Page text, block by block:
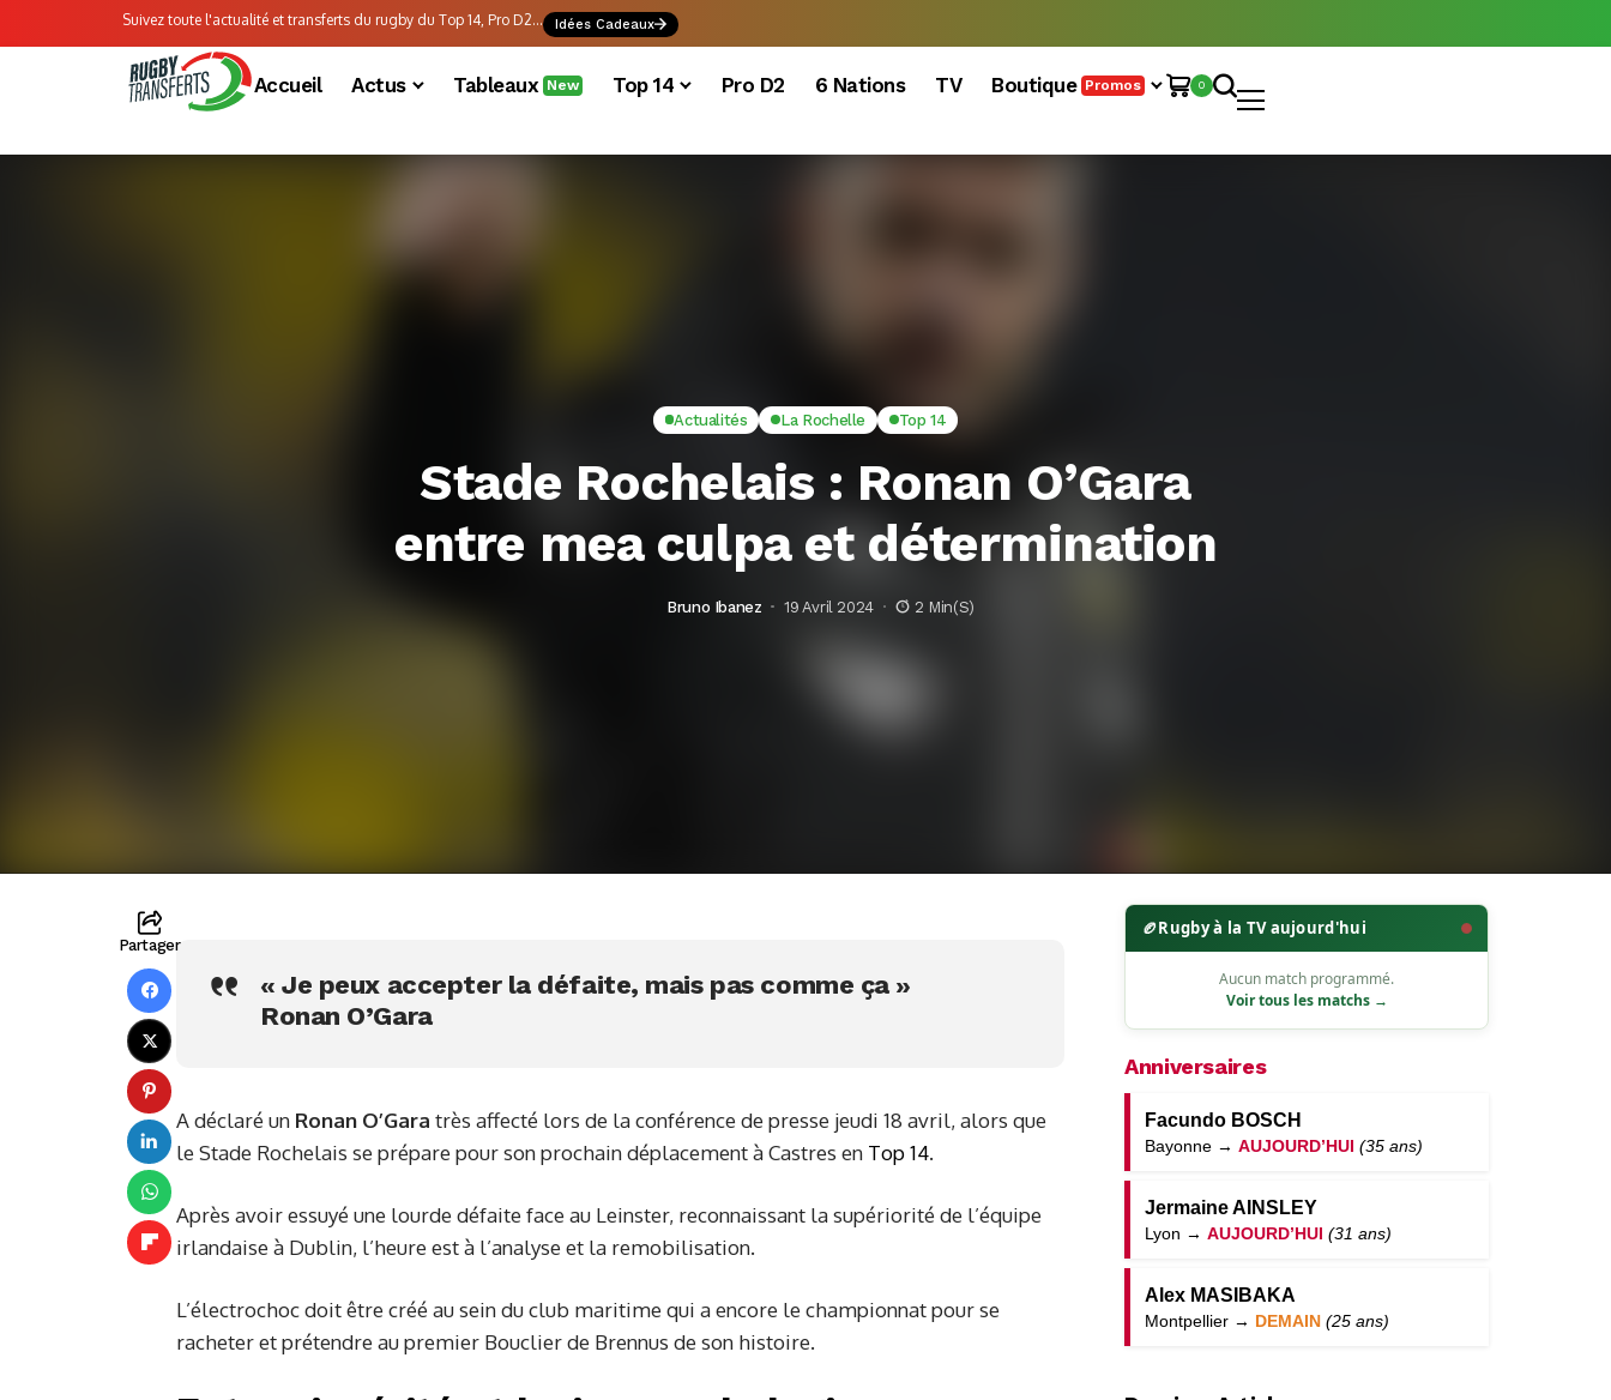
Suivez toute l'actualité et transferts du rugby du Top 14, Pro D2... Idées Cadeaux
Accueil Actus Tableaux New Top 14 Pro D2 6 Nations TV Boutique Promos 0
Actualités La Rochelle Top 14
Stade Rochelais : Ronan O’Gara
entre mea culpa et détermination
Bruno Ibanez 19 Avril 2024 2 Min(s)
Partager
« Je peux accepter la défaite, mais pas comme ça »
Ronan O’Gara
A déclaré un Ronan O’Gara très affecté lors de la conférence de presse jeudi 18 avril, alors que
le Stade Rochelais se prépare pour son prochain déplacement à Castres en Top 14.
Après avoir essuyé une lourde défaite face au Leinster, reconnaissant la supériorité de l’équipe
irlandaise à Dublin, l’heure est à l’analyse et la remobilisation.
L’électrochoc doit être créé au sein du club maritime qui a encore le championnat pour se
racheter et prétendre au premier Bouclier de Brennus de son histoire.
🏉Rugby à la TV aujourd'hui
Aucun match programmé.
Voir tous les matchs →
Anniversaires
Facundo BOSCH
Bayonne → AUJOURD’HUI (35 ans)
Jermaine AINSLEY
Lyon → AUJOURD’HUI (31 ans)
Alex MASIBAKA
Montpellier → DEMAIN (25 ans)